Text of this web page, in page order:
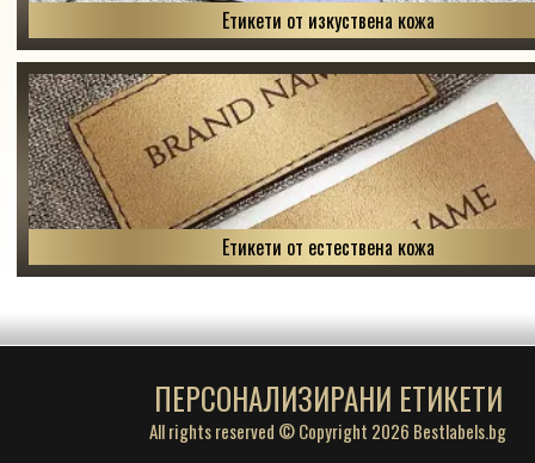
Етикети от изкуствена кожа
Етикети от естествена кожа
ПЕРСОНАЛИЗИРАНИ ЕТИКЕТИ
All rights reserved © Copyright 2026 Bestlabels.bg